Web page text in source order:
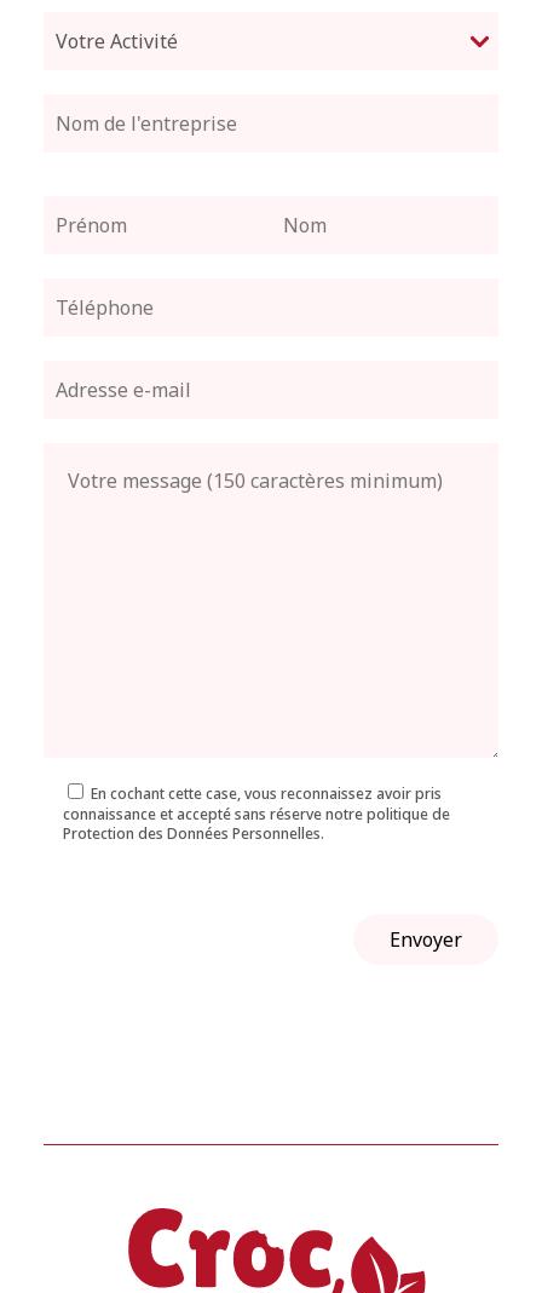
En cochant cette case, vous reconnaissez avoir pris
connaissance et accepté sans réserve notre politique de
Protection des Données Personnelles.